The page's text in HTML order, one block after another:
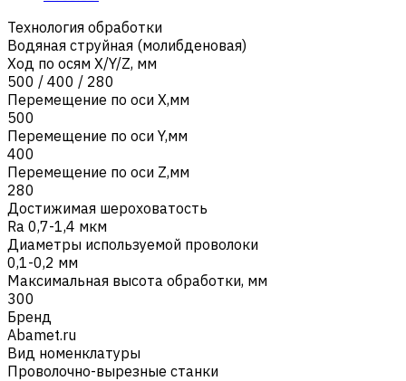
Технология обработки
Водяная струйная (молибденовая)
Ход по осям X/Y/Z, мм
500 / 400 / 280
Перемещение по оси X,мм
500
Перемещение по оси Y,мм
400
Перемещение по оси Z,мм
280
Достижимая шероховатость
Ra 0,7-1,4 мкм
Диаметры используемой проволоки
0,1-0,2 мм
Максимальная высота обработки, мм
300
Бренд
Abamet.ru
Вид номенклатуры
Проволочно-вырезные станки